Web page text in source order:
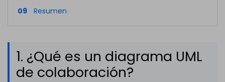
09
Resumen
1. ¿Qué es un diagrama UML
de colaboración?